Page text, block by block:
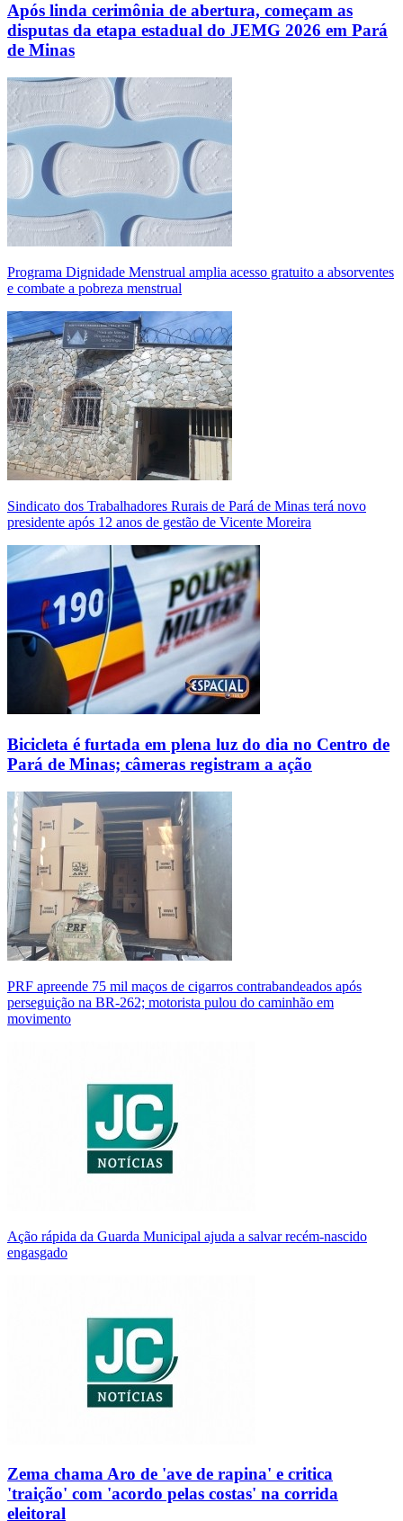
Após linda cerimônia de abertura, começam as
disputas da etapa estadual do JEMG 2026 em Pará
de Minas
Programa Dignidade Menstrual amplia acesso gratuito a absorventes
e combate a pobreza menstrual
Sindicato dos Trabalhadores Rurais de Pará de Minas terá novo
presidente após 12 anos de gestão de Vicente Moreira
Bicicleta é furtada em plena luz do dia no Centro de
Pará de Minas; câmeras registram a ação
PRF apreende 75 mil maços de cigarros contrabandeados após
perseguição na BR-262; motorista pulou do caminhão em
movimento
Ação rápida da Guarda Municipal ajuda a salvar recém-nascido
engasgado
Zema chama Aro de 'ave de rapina' e critica
'traição' com 'acordo pelas costas' na corrida
eleitoral